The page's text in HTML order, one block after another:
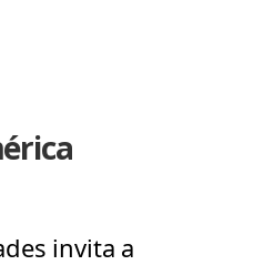
invita a